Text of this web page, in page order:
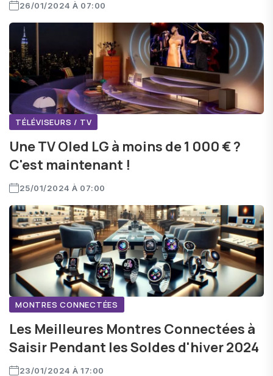
26/01/2024 À 07:00
TÉLÉVISEURS / TV
Une TV Oled LG à moins de 1 000 € ?
C'est maintenant !
25/01/2024 À 07:00
MONTRES CONNECTÉES
Les Meilleures Montres Connectées à
Saisir Pendant les Soldes d'hiver 2024
23/01/2024 À 17:00